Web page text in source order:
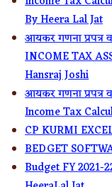
By Heera Lal Jat
आयकर गणना प्रपत्र
INCOME TAX
Hansraj Joshi
आयकर गणना प्रपत्र
Income Tax
CP KURMI
BEDGET
Budget FY 2021-